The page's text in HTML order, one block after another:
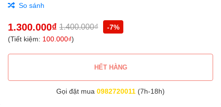
So sánh
1.300.000₫ 1.400.000₫
-7%
(Tiết kiệm: 100.000₫)
HẾT HÀNG
Gọi đặt mua 0982720011 (7h-18h)